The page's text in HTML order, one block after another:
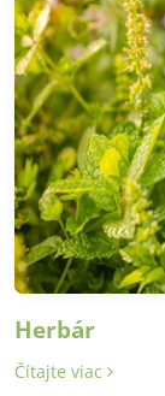
Herbár
Čítajte viac